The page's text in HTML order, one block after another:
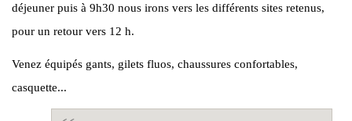
déjeuner puis à 9h30 nous irons vers les différents sites retenus,
pour un retour vers 12 h.
Venez équipés gants, gilets fluos, chaussures confortables,
casquette...